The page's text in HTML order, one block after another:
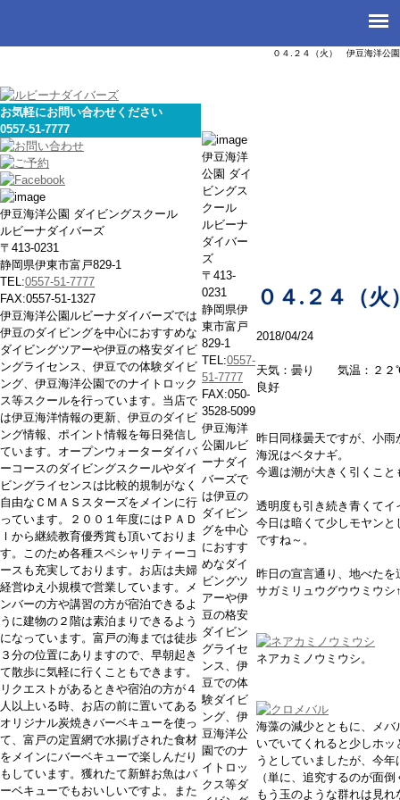
０４.２４（火） 伊豆海洋公園
お気軽にお問い合わせください
0557-51-7777
伊豆海洋公園 ダイビングスクール
ルビーナダイバーズ
〒413-0231
静岡県伊東市富戸829-1
TEL:0557-51-7777
FAX:0557-51-1327
伊豆海洋公園ルビーナダイバーズでは
伊豆のダイビングを中心におすすめな
ダイビングツアーや伊豆の格安ダイビ
ングライセンス、伊豆での体験ダイビ
ング、伊豆海洋公園でのナイトロック
ス等スクールを行っています。当店で
は伊豆海洋情報の更新、伊豆のダイビ
ング情報、ポイント情報を毎日発信し
ています。オープンウォーターダイバ
ーコースのダイビングスクールやダイ
ビングライセンスは比較的規制がなく
自由なＣＭＡＳスターズをメインに行
っています。２００１年度にはＰＡＤ
Ｉから継続教育優秀賞も頂いておりま
す。このため各種スペシャリティーコ
ースも充実しております。お店は夫婦
経営ゆえ小規模で営業しています。メ
ンバーの方や講習の方が宿泊できるよ
うに建物の２階は素泊まりできるよう
になっています。富戸の海までは徒歩
３分の位置にありますので、早朝起き
て散歩に気軽に行くこともできます。
リクエストがあるときや宿泊の方が４
人以上いる時、お店の前に置いてある
オリジナル炭焼きバーベキューを使っ
て、富戸の定置網で水揚げされた食材
をメインにバーベキューで楽しんだり
もしています。獲れたて新鮮お魚はバ
ーベキューでもおいしいですよ。また
０４.２４（
2018/04/24
天気：曇り 気温：２
良好
昨日同様曇天ですが、小
海況はベタナギ。
今週は潮が大きく引くこ
透明度も引き続き青くてイ
今日は暗くて少しモヤン
ですね～。
昨日の宣言通り、地べた
サガミリュウグウウミウシ
ネアカミノウミウシ。
海藻の減少とともに、メ
いでいてくれると少しホ
うとしていましたが、今
（単に、追究するのが面
もう玉のような群れは見
伊豆海洋
公園 ダイ
ビングス
クール
ルビーナ
ダイバー
ズ
〒413-
0231
静岡県伊
東市富戸
829-1
TEL:0557-
51-7777
FAX:050-
3528-5099
伊豆海洋
公園ルビ
ーナダイ
バーズで
は伊豆の
ダイビン
グを中心
におすす
めなダイ
ビングツ
アーや伊
豆の格安
ダイビン
グライセ
ンス、伊
豆での体
験ダイビ
ング、伊
豆海洋公
園でのナ
イトロッ
クス等ダ